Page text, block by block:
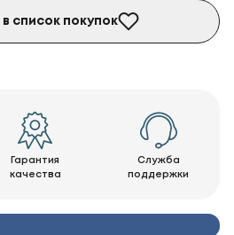
список покупок
Гарантия
качества
Служба
поддержки